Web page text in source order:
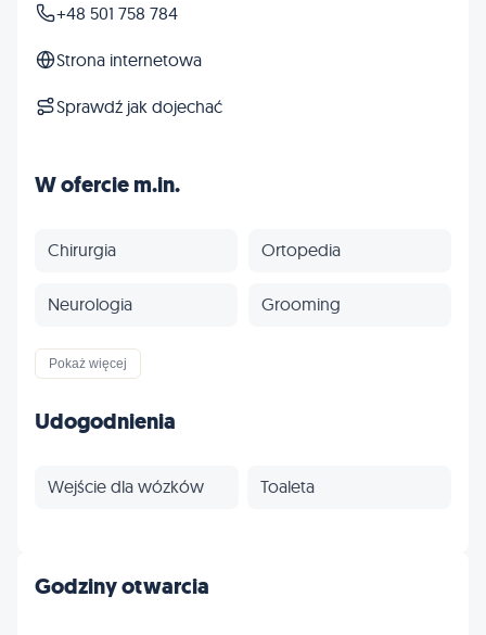
+48 501 758 784
Strona internetowa
Sprawdź jak dojechać
W ofercie m.in.
Chirurgia Ortopedia
Neurologia Grooming
Fizjoterapia
Inne
Pokaż więcej
Udogodnienia
Wejście dla wózków Toaleta
Godziny otwarcia